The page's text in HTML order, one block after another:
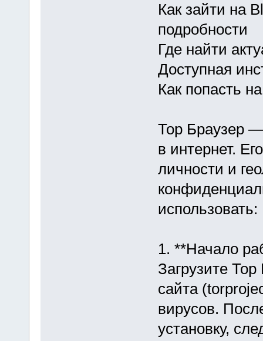
Как зайти на
подробности
Где найти
Доступная
Как попасть
Тор Браузер —
в интернет.
личности и
использовать:
1. **Начало
Загрузите
сайта
вирусов.
установку,